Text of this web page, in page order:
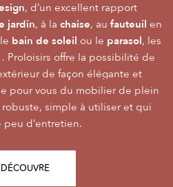
, d’un excellent rapport
jardin, à la chaise, au fauteuil en
bain de soleil ou le parasol, les
Proloisirs offre la possibilité de
de façon élégante et
pour vous du mobilier de plein
simple à utiliser et qui
peu d’entretien.
façon inoubliable aux grandes
Océo, de par la qualité de
de sa fabrication, se joue des
extérieurcomme une pièce à
style et le soin des détails.
par la qualité desplateaux
de nombreusestables
d’usage durable.
du prixfont qu’elle
plus grand nombre.
Alizé apporte un souffle bien
style, fonctionnalité, facilité
instantsRepas, Salon,Détente
vivre dehors, dans la joie, la
le plaisir d’être ensemble !